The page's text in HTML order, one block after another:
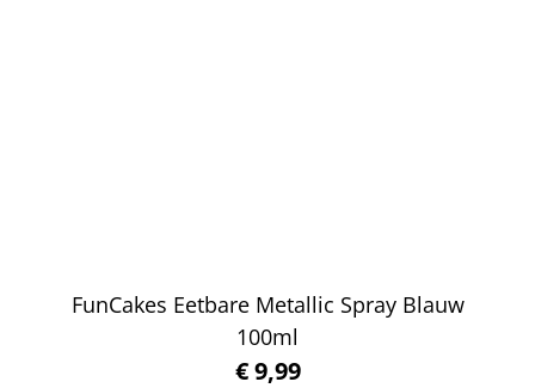
FunCakes Eetbare Metallic Spray Blauw
100ml
€9,99